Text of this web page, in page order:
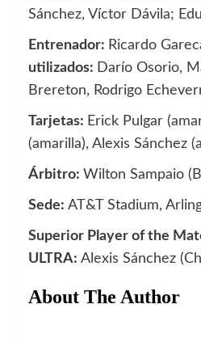
Sánchez, Víctor Dávila;
Entrenador: Ricardo
utilizados: Darío Osorio,
Brereton, Rodrigo
Tarjetas: Erick Pulgar
(amarilla), Alexis Sánchez
Árbitro: Wilton Sampaio
Sede: AT&T Stadium,
Superior Player of the
ULTRA: Alexis Sánchez
About The Author